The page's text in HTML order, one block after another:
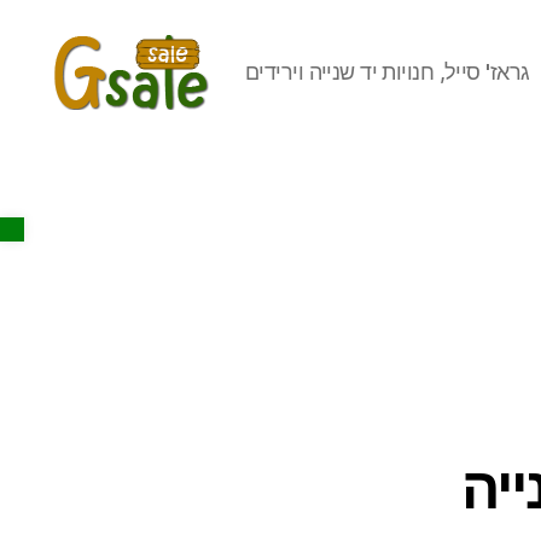
Open toolbar
גראז' סייל, חנויות יד שנייה וירידים